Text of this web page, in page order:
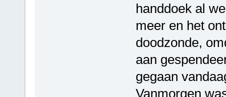
handdoek al
meer en het
doodzonde,
aan
gegaan
Vanmorgen